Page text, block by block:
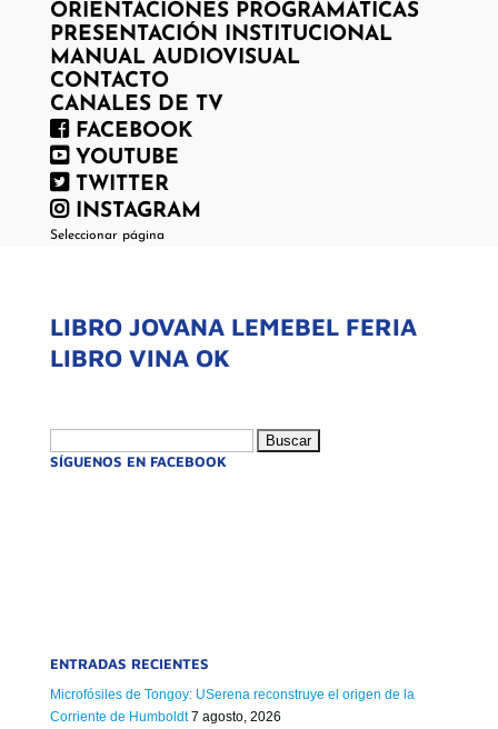
ORIENTACIONES PROGRAMATICAS
PRESENTACIÓN INSTITUCIONAL
MANUAL AUDIOVISUAL
CONTACTO
CANALES DE TV
FACEBOOK
YOUTUBE
TWITTER
INSTAGRAM
Seleccionar página
LIBRO JOVANA LEMEBEL FERIA
LIBRO VINA OK
SÍGUENOS EN FACEBOOK
ENTRADAS RECIENTES
Microfósiles de Tongoy: USerena reconstruye el origen de la
Corriente de Humboldt 7 agosto, 2026